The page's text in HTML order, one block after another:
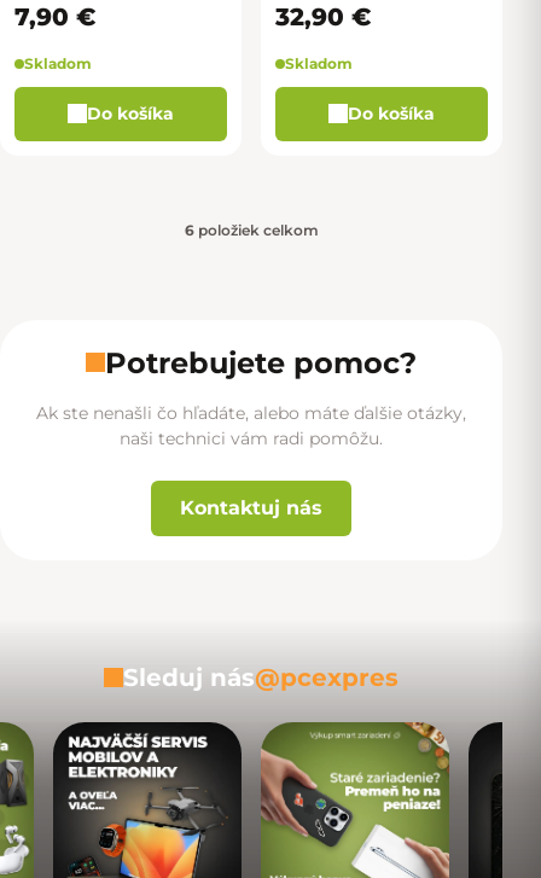
7,90 €
Skladom
Do košíka
19406A
32,90 €
Skladom
Do košíka
6položiek celkom
Potrebujete pomoc?
Ak ste nenašli čo hľadáte, alebo máte ďalšie otázky,
naši technici vám radi pomôžu.
Kontaktuj nás
Sleduj nás@pcexpres